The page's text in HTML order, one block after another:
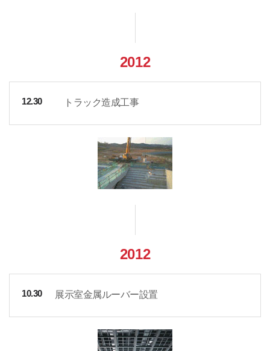
2012
12.30 トラック造成工事
2012
10.30 展示室金属ルーバー設置